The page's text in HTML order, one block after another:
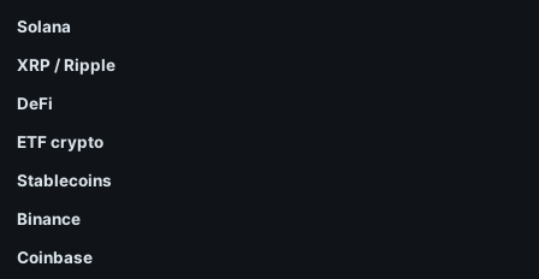
Solana
XRP / Ripple
DeFi
ETF crypto
Stablecoins
Binance
Coinbase